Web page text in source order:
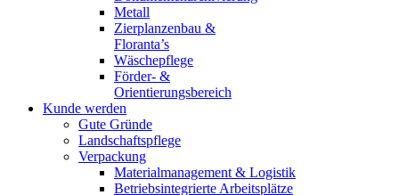
Metall
Zierplanzenbau &
Floranta’s
Wäschepflege
Förder- &
Orientierungsbereich
Kunde werden
Gute Gründe
Landschaftspflege
Verpackung
Materialmanagement & Logistik
Betriebsintegrierte Arbeitsplätze